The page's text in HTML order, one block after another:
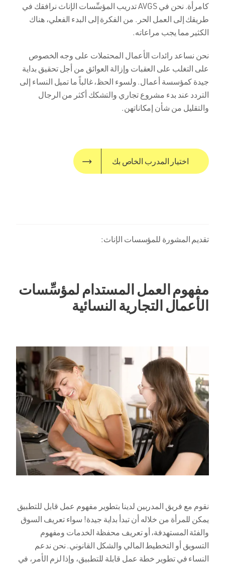
كامرأة. نحن في AVGS تدريب المؤسِّسات الإناث نرافقك في
طريقك إلى العمل الحر. من الفكرة إلى البدء الفعلي، هناك
الكثير مما يجب مراعاته.
نحن نساعد رائدات الأعمال المحتملات على وجه الخصوص
على التغلب على العقبات وإزالة العوائق من أجل تحقيق بداية
جيدة كمؤسسة أعمال. ولسوء الحظ، غالباً ما تميل النساء إلى
التردد عند بدء مشروع تجاري والتشكك أكثر من الرجال
والتقليل من شأن إمكاناتهن.
اختيار المدرب الخاص بك
تقديم المشورة للمؤسسات الإناث:
مفهوم العمل المستدام لمؤسِّسات
الأعمال التجارية النسائية
نقوم مع فريق المدربين لدينا بتطوير مفهوم عمل قابل للتطبيق
يمكن للمرأة من خلاله أن تبدأ بداية جيدة! سواء تعريف السوق
والفئة المستهدفة، أو تعريف محفظة الخدمات ومفهوم
التسويق أو التخطيط المالي والشكل القانوني. نحن ندعم
النساء في تطوير خطة عمل قابلة للتطبيق، وإذا لزم الأمر، في